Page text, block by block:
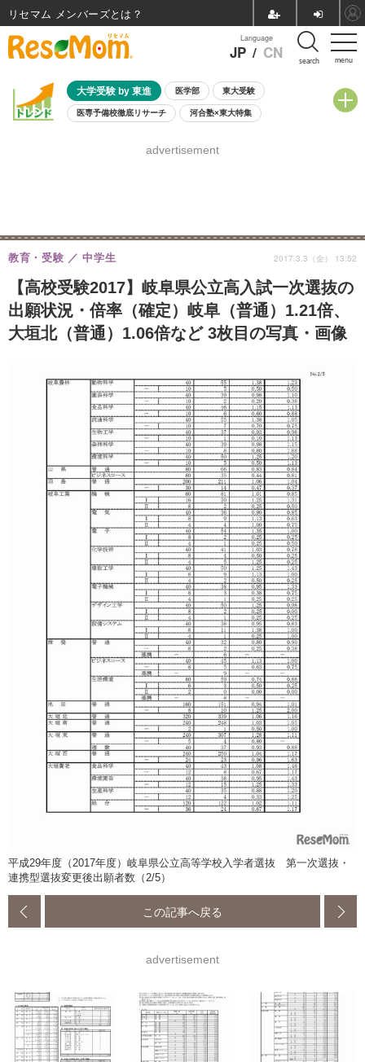
menu
Language
JP / CN search
大学受験 by 東進 医学部 東大受験
医専予備校徹底リサーチ 河合塾×東大特集
8月開催学校説明会・相談会
advertisement
【高校受験2017】岐阜県公立高入試一次選抜の
出願状況・倍率（確定）岐阜（普通）1.21倍、
大垣北（普通）1.06倍など 3枚目の写真・画像
教育・受験 中学生 2017.3.3（金） 13:52
平成29年度（2017年度）岐阜県公立高等学校入学者選抜 第一次選抜・
連携型選抜変更後出願者数（2/5）
この記事へ戻る
advertisement
リセマム メンバーズ